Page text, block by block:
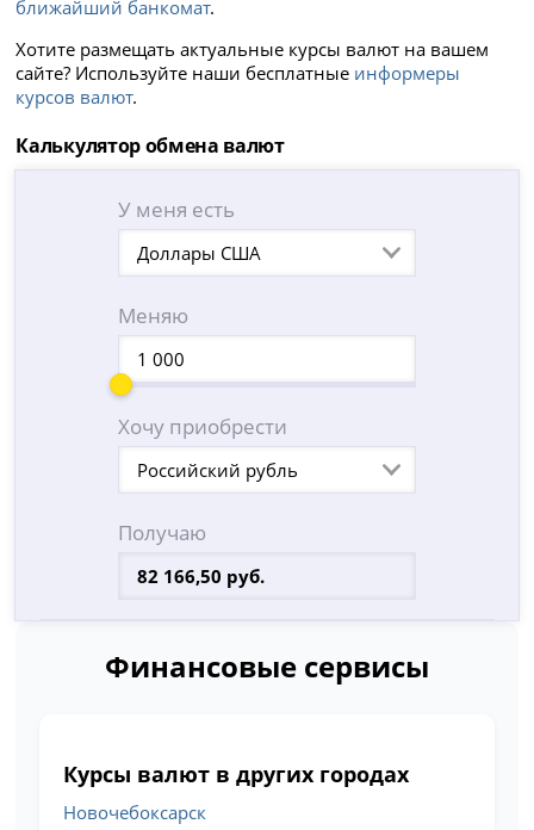
ближайший банкомат.
Хотите размещать актуальные курсы валют на вашем
сайте? Используйте наши бесплатные информеры
курсов валют.
Калькулятор обмена валют
У меня есть
Доллары США
Меняю
Хочу приобрести
Российский рубль
Получаю
Финансовые сервисы
Курсы валют в других городах
Новочебоксарск